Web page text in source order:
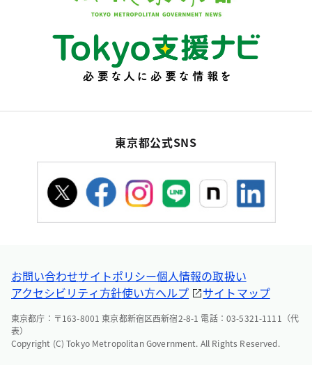
東京都公式SNS
お問い合わせサイトポリシー個人情報の取扱い
アクセシビリティ方針使い方ヘルプ サイトマップ
東京都庁：〒163-8001 東京都新宿区西新宿2-8-1 電話：03-5321-1111（代
表）
Copyright (C) Tokyo Metropolitan Government. All Rights Reserved.